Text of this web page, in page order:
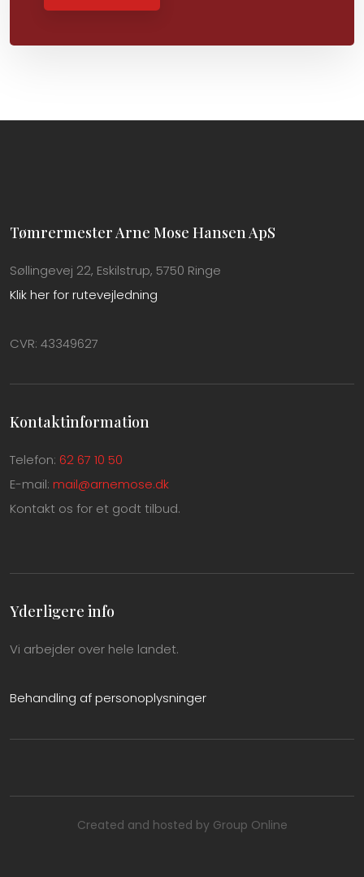
Tømrermester Arne Mose Hansen ApS
Søllingevej 22, Eskilstrup, 5750 Ringe
Klik her for rutevejledning
CVR: 43349627
Kontaktinformation
Telefon: 62 67 10 50
E-mail: mail@arnemose.dk
Kontakt os for et godt tilbud.
Yderligere info
Vi arbejder over hele landet.
Behandling af personoplysninger
Created and hosted by Group Online